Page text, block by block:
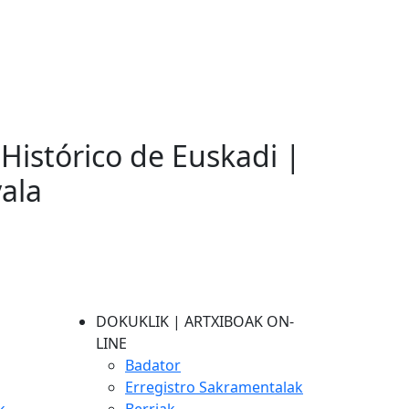
de Euskadi |
DOKUKLIK | ARTXIBOAK ON-
LINE
Badator
Erregistro Sakramentalak